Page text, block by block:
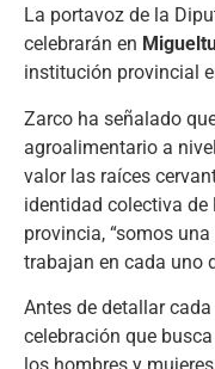
La portavoz de la
celebrarán en
institución provincial
Zarco ha señalado
agroalimentario a
valor las raíces
identidad colectiva de
provincia, “somos
trabajan en cada uno
Antes de detallar
celebración que